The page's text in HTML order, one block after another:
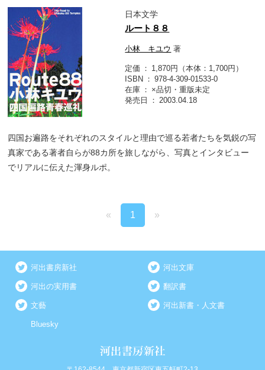
日本文学
ルート８８
小林 キユウ 著
定価
1,870円（本体：1,700円）
ISBN
978-4-309-01533-0
在庫
×品切・重版未定
発売日
2003.04.18
四国お遍路をそれぞれのスタイルと理由で巡る若者たちを気鋭の写
真家である著者自らが88カ所を旅しながら、写真とインタビュー
でリアルに伝えた渾身ルポ。
« 1 »
河出書房新社 河出文庫
河出の実用書 翻訳書
文藝 河出新書・人文書
Bluesky